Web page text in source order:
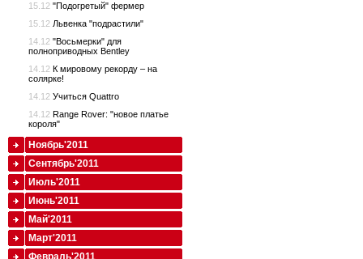
15.12 "Подогретый" фермер
15.12 Львенка "подрастили"
14.12 "Восьмерки" для
полноприводных Bentley
14.12 К мировому рекорду – на
солярке!
14.12 Учиться Quattro
14.12 Range Rover: "новое платье
короля"
Ноябрь'2011
Сентябрь'2011
Июль'2011
Июнь'2011
Май'2011
Март'2011
Февраль'2011